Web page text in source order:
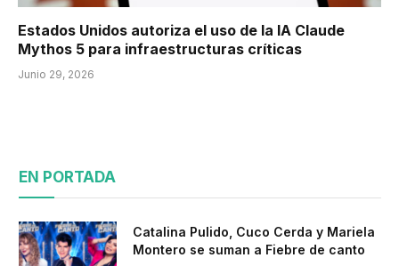
Estados Unidos autoriza el uso de la IA Claude
Mythos 5 para infraestructuras críticas
Junio 29, 2026
EN PORTADA
Catalina Pulido, Cuco Cerda y Mariela
Montero se suman a Fiebre de canto